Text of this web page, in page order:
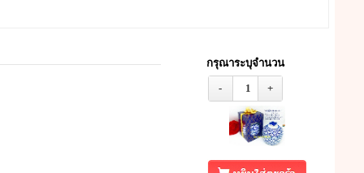
กรุณาระบุจำนวน
- 1 +